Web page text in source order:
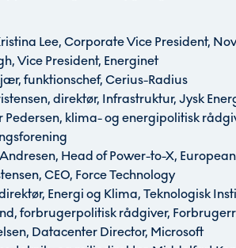
Lee, Corporate Vice President,
Vice President, Energinet
funktionschef, Cerius-Radius
direktør, Infrastruktur, Jysk
Pedersen, klima- og energipolitisk
Head of Power-to-X,
CEO, Force Technology
Energi og Klima, Teknologisk
forbrugerpolitisk rådgiver,
Datacenter Director, Microsoft